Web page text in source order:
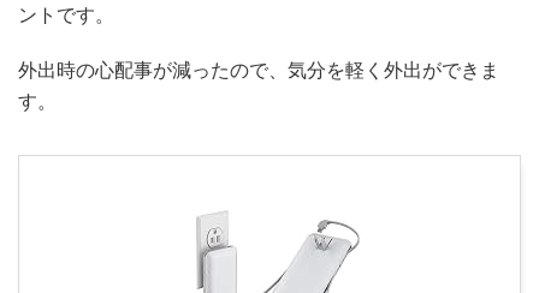
ントです。
外出時の心配事が減ったので、気分を軽く外出ができま
す。